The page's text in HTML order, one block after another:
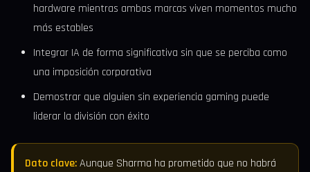
hardware mientras ambas marcas viven momentos mucho
más estables
Integrar IA de forma significativa sin que se perciba como
una imposición corporativa
Demostrar que alguien sin experiencia gaming puede
liderar la división con éxito
Dato clave:Aunque Sharma ha prometido que no habrá